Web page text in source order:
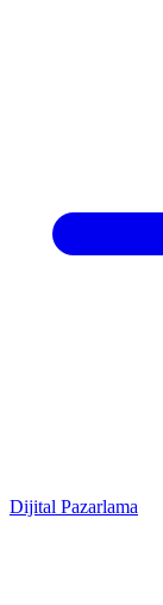
Dijital Pazarlama